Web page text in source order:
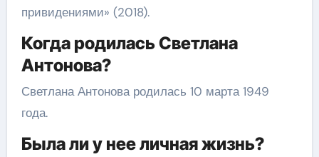
привидениями» (2018).
Когда родилась Светлана
Антонова?
Светлана Антонова родилась 10 марта 1949
года.
Была ли у нее личная жизнь?